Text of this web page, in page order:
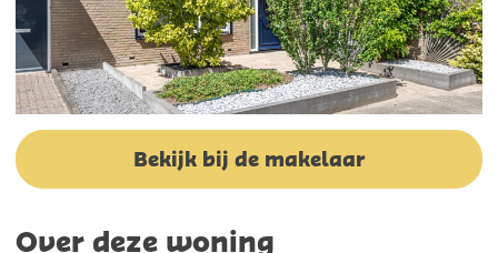
Bekijk bij de makelaar
Over deze woning